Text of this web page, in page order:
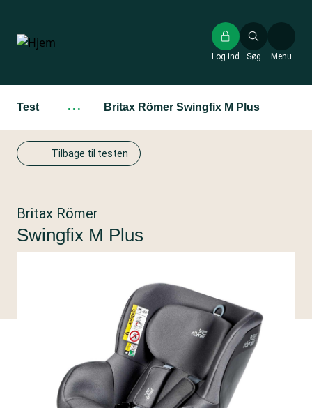
hovedindhold
Søg
Log ind Menu
Test ··· Britax Römer Swingfix M Plus
Tilbage til testen
Britax Römer
Swingfix M Plus